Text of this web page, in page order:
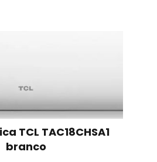
TCL TAC18CHSA1
branco